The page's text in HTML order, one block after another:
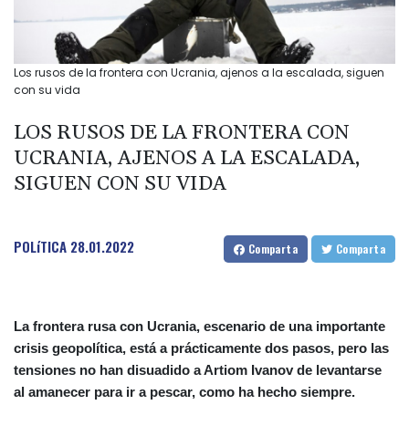
Los rusos de la frontera con Ucrania, ajenos a la escalada, siguen
con su vida
LOS RUSOS DE LA FRONTERA CON
UCRANIA, AJENOS A LA ESCALADA,
SIGUEN CON SU VIDA
POLíTICA 28.01.2022 Comparta Comparta
La frontera rusa con Ucrania, escenario de una importante
crisis geopolítica, está a prácticamente dos pasos, pero las
tensiones no han disuadido a Artiom Ivanov de levantarse
al amanecer para ir a pescar, como ha hecho siempre.